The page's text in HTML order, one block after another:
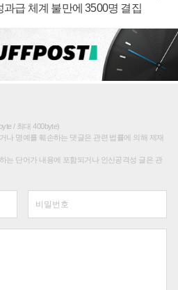
과급 체계 불만에 3500명 결집
/ 최대 400byte)
나 명예를 훼손하는 댓글은 관련 법률에 의해 제재
는 단어가 내용에 포함되거나 인신공격성 글은 관